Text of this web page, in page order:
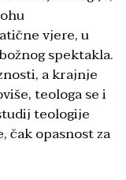
vjere, u
spektakla.
a krajnje
teologa se i
teologije
čak opasnost za